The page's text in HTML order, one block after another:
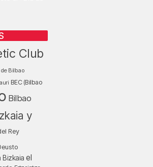
Club
Bilbao
BEC (Bilbao
Bilbao
y
Rey
Bizkaia el